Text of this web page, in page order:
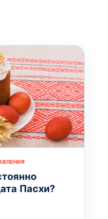
Пасхи?